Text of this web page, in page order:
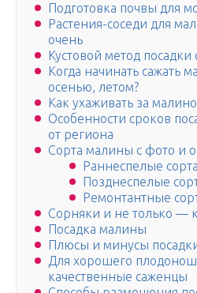
Подготовка почвы для
Растения-соседи для
очень
Кустовой метод
Когда начинать сажать
осенью, летом?
Как ухаживать за
Особенности сроков
от региона
Сорта малины с фото и
Раннеспелые сорта
Позднеспелые
Ремонтантные
Сорняки и не только —
Посадка малины
Плюсы и минусы
Для хорошего
качественные саженцы